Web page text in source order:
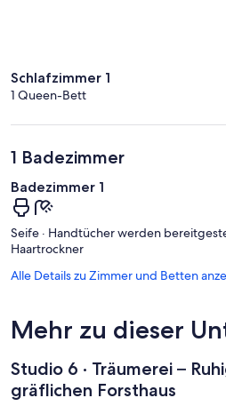
Schlafzimmer 1
1 Queen-Bett
1 Badezimmer
Badezimmer 1
Seife · Handtücher werden
Haartrockner
Alle Details zu Zimmer und Betten
Mehr zu dieser
Studio 6 · Träumerei –
gräflichen Forsthaus